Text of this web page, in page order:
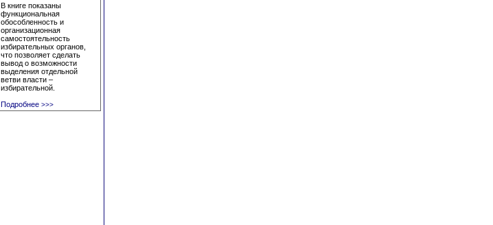
В книге показаны
функциональная
обособленность и
организационная
самостоятельность
избирательных органов,
что позволяет сделать
вывод о возможности
выделения отдельной
ветви власти –
избирательной.
Подробнее >>>